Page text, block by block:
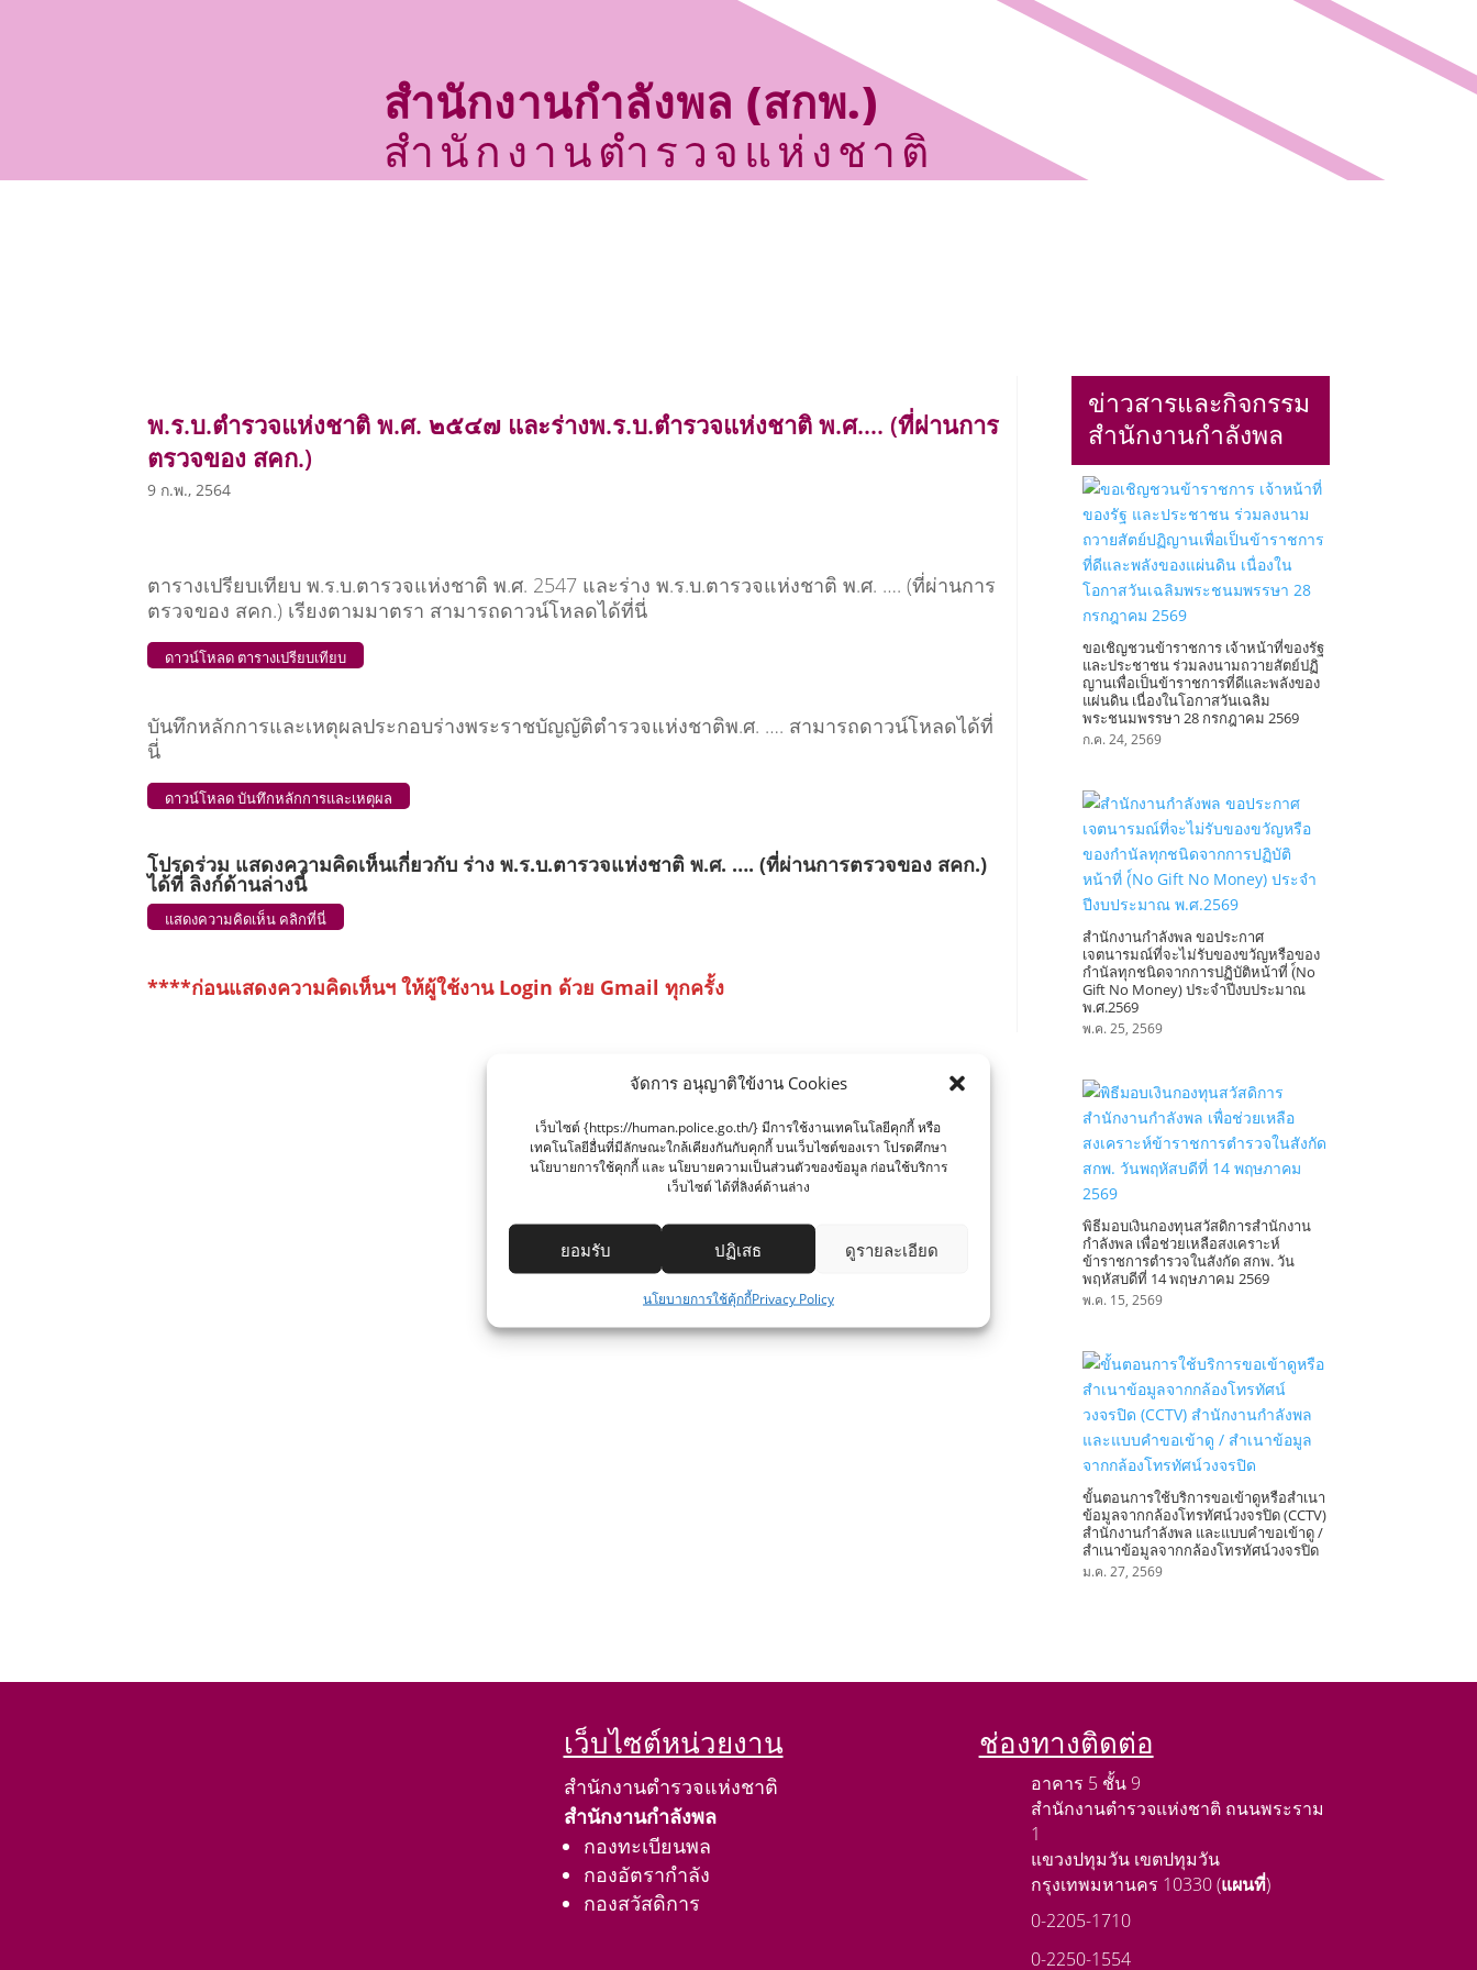
จัดการ อนุญาติใข้งาน Cookies
เว็บไซต์ {https://human.police.go.th/} มีการใช้งานเทคโนโลยีคุกกี้ หรือ
เทคโนโลยีอื่นที่มีลักษณะใกล้เคียงกันกับคุกกี้ บนเว็บไซต์ของเรา โปรดศึกษา
นโยบายการใช้คุกกี้ และ นโยบายความเป็นส่วนตัวของข้อมูล ก่อนใช้บริการ
เว็บไซต์ ได้ที่ลิงค์ด้านล่าง
ยอมรับ ปฏิเสธ ดูรายละเอียด
นโยบายการใช้คุ้กกี้Privacy Policy
สำนักงานกำลังพล (สกพ.)
สำนักงานตำรวจแห่งชาติ
พ.ร.บ.ตำรวจแห่งชาติ พ.ศ. ๒๕๔๗ และร่างพ.ร.บ.ตำรวจแห่งชาติ พ.ศ…. (ที่ผ่านการ
ตรวจของ สคก.)
9 ก.พ., 2564
ตารางเปรียบเทียบ พ.ร.บ.ตารวจแห่งชาติ พ.ศ. 2547 และร่าง พ.ร.บ.ตารวจแห่งชาติ พ.ศ. …. (ที่ผ่านการ
ตรวจของ สคก.) เรียงตามมาตรา สามารถดาวน์โหลดได้ที่นี่
ดาวน์โหลด ตารางเปรียบเทียบ
บันทึกหลักการและเหตุผลประกอบร่างพระราชบัญญัติตำรวจแห่งชาติพ.ศ. …. สามารถดาวน์โหลดได้ที่
นี่
ดาวน์โหลด บันทึกหลักการและเหตุผล
โปรดร่วม แสดงความคิดเห็นเกี่ยวกับ ร่าง พ.ร.บ.ตารวจแห่งชาติ พ.ศ. …. (ที่ผ่านการตรวจของ สคก.)
ได้ที่ ลิงก์ด้านล่างนี้
แสดงความคิดเห็น คลิกที่นี่
****ก่อนแสดงความคิดเห็นฯ ให้ผู้ใช้งาน Login ด้วย Gmail ทุกครั้ง
ข่าวสารและกิจกรรม
สำนักงานกำลังพล
ขอเชิญชวนข้าราชการ เจ้าหน้าที่ของรัฐ
และประชาชน ร่วมลงนามถวายสัตย์ปฏิ
ญานเพื่อเป็นข้าราชการที่ดีและพลังของ
แผ่นดิน เนื่องในโอกาสวันเฉลิม
พระชนมพรรษา 28 กรกฎาคม 2569
ก.ค. 24, 2569
สำนักงานกำลังพล ขอประกาศ
เจตนารมณ์ที่จะไม่รับของขวัญหรือของ
กำนัลทุกชนิดจากการปฏิบัติหน้าที่ (์No
Gift No Money) ประจำปีงบประมาณ
พ.ศ.2569
พ.ค. 25, 2569
พิธีมอบเงินกองทุนสวัสดิการสำนักงาน
กำลังพล เพื่อช่วยเหลือสงเคราะห์
ข้าราชการตำรวจในสังกัด สกพ. วัน
พฤหัสบดีที่ 14 พฤษภาคม 2569
พ.ค. 15, 2569
ขั้นตอนการใช้บริการขอเข้าดูหรือสำเนา
ข้อมูลจากกล้องโทรทัศน์วงจรปิด (CCTV)
สำนักงานกำลังพล และแบบคำขอเข้าดู /
สำเนาข้อมูลจากกล้องโทรทัศน์วงจรปิด
ม.ค. 27, 2569
เว็บไซต์หน่วยงาน
สำนักงานตำรวจแห่งชาติ
สำนักงานกำลังพล
กองทะเบียนพล
กองอัตรากำลัง
กองสวัสดิการ
ช่องทางติดต่อ
อาคาร 5 ชั้น 9
สำนักงานตำรวจแห่งชาติ ถนนพระราม
1
แขวงปทุมวัน เขตปทุมวัน
กรุงเทพมหานคร 10330 (แผนที่)
0-2205-1710
0-2250-1554